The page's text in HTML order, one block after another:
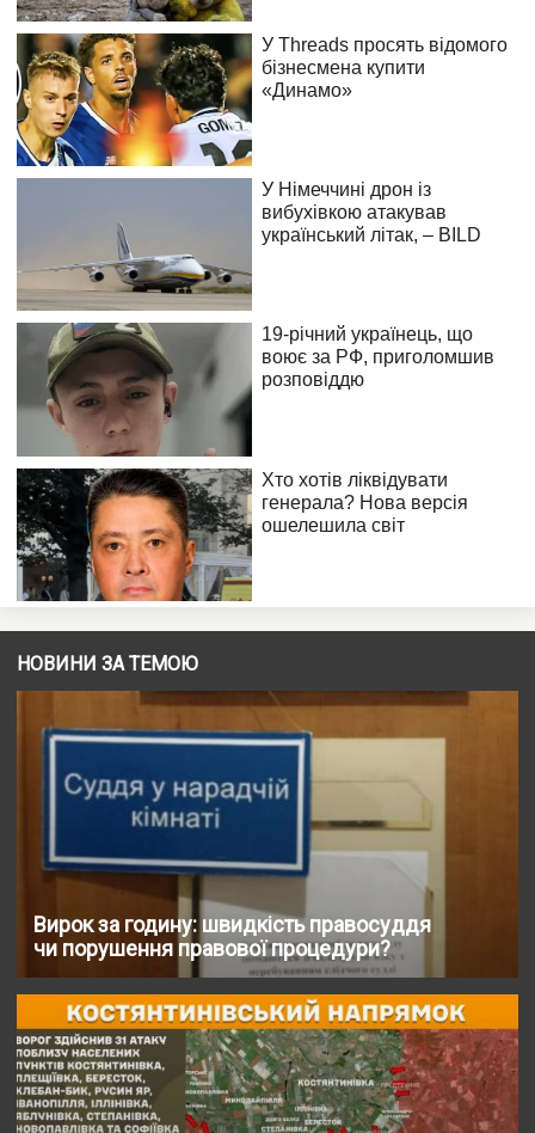
НОВИНИ ЗА ТЕМОЮ
Вирок за годину: швидкість правосуддя
чи порушення правової процедури?